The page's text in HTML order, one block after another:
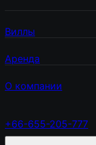
Виллы
Аренда
О компании
+66-655-205-777